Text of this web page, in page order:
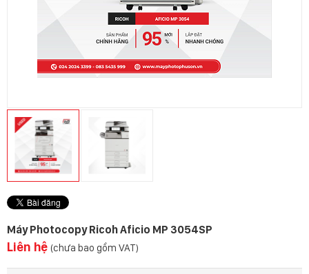
Máy Photocopy Ricoh Aficio MP 3054SP
Liên hệ (chưa bao gồm VAT)